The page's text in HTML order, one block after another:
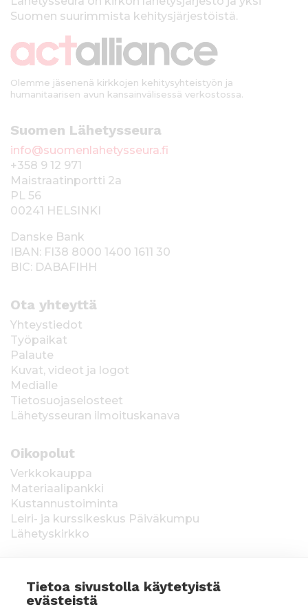
Tietoa sivustolla käytetyistä
evästeistä
kSuomen suurimmista kehitysjärjestöistä.
Olemme jäsenenä kirkkojen kehitysyhteistyön ja
humanitaarisen avun kansainvälisessä verkostossa.
Suomen Lähetysseura
info@suomenlahetysseura.fi
+358 9 12 971
Maistraatinportti 2a
PL 56
00241 HELSINKI
Danske Bank
IBAN: FI38 8000 1400 1611 30
BIC: DABAFIHH
Ota yhteyttä
Yhteystiedot
Työpaikat
Palaute
Kuvat, videot ja logot
Medialle
Tietosuojaselosteet
Lähetysseuran ilmoituskanava
Oikopolut
Verkkokauppa
Materiaalipankki
Kustannustoiminta
Leiri- ja kurssikeskus Päiväkumpu
Lähetyskirkko